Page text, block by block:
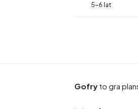
5-6 lat
Gofry to gra